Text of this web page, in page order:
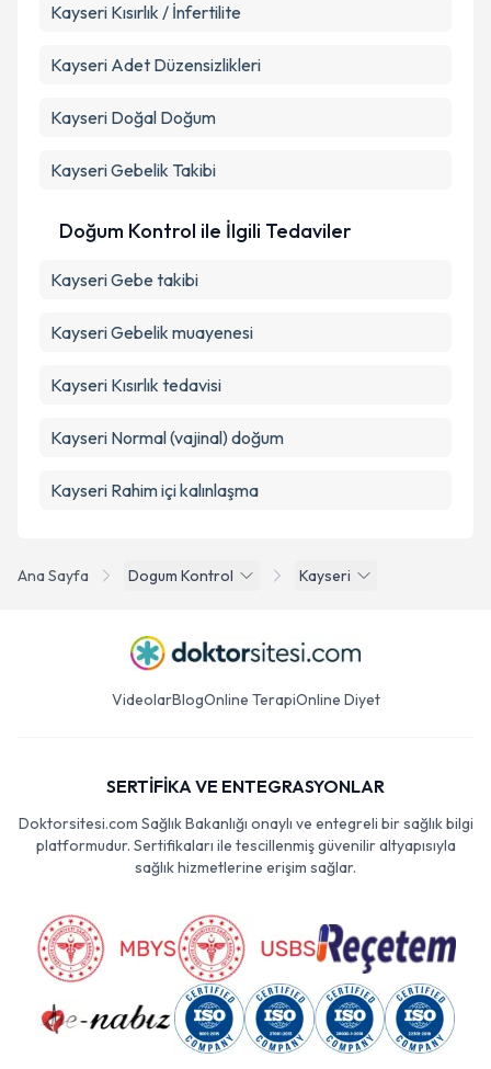
Ana Sayfa Dogum Kontrol Kayseri
Kayseri Kısırlık / İnfertilite
Kayseri Adet Düzensizlikleri
Kayseri Doğal Doğum
Kayseri Gebelik Takibi
Doğum Kontrol ile İlgili Tedaviler
Kayseri Gebe takibi
Kayseri Gebelik muayenesi
Kayseri Kısırlık tedavisi
Kayseri Normal (vajinal) doğum
Kayseri Rahim içi kalınlaşma
VideolarBlogOnline TerapiOnline Diyet
SERTİFİKA VE ENTEGRASYONLAR
Doktorsitesi.com Sağlık Bakanlığı onaylı ve entegreli bir sağlık bilgi
platformudur. Sertifikaları ile tescillenmiş güvenilir altyapısıyla
sağlık hizmetlerine erişim sağlar.